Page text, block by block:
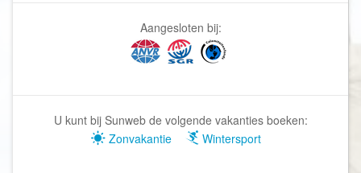
Aangesloten bij:
U kunt bij Sunweb de volgende vakanties boeken:
Zonvakantie
Wintersport